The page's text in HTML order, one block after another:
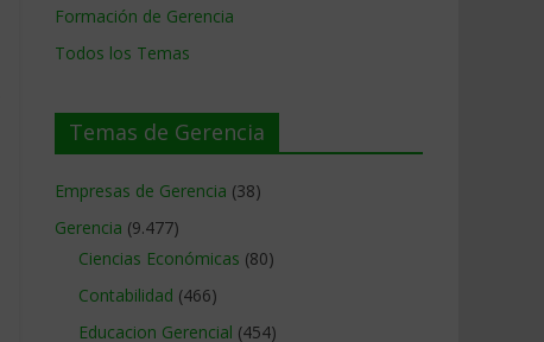
Formación de Gerencia
Todos los Temas
Temas de Gerencia
Empresas de Gerencia (38)
Gerencia (9.477)
Ciencias Económicas (80)
Contabilidad (466)
Educacion Gerencial (454)